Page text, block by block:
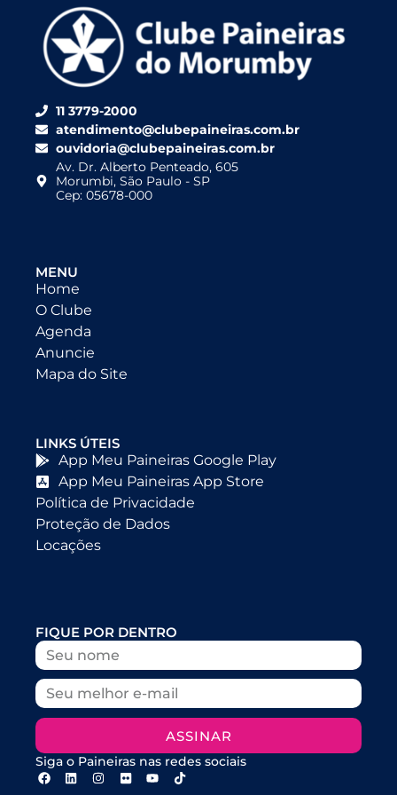
11 3779-2000
atendimento@clubepaineiras.com.br
ouvidoria@clubepaineiras.com.br
Av. Dr. Alberto Penteado, 605
Morumbi, São Paulo - SP
Cep: 05678-000
MENU
Home
O Clube
Agenda
Anuncie
Mapa do Site
LINKS ÚTEIS
App Meu Paineiras Google Play
App Meu Paineiras App Store
Política de Privacidade
Proteção de Dados
Locações
FIQUE POR DENTRO
ASSINAR
Siga o Paineiras nas redes sociais